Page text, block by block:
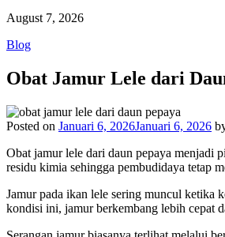
August 7, 2026
Blog
Obat Jamur Lele dari
Posted on Januari 6, 2026Januari 6, 2026
Obat jamur lele dari daun pepaya menjadi
residu kimia sehingga pembudidaya tetap
Jamur pada ikan lele sering muncul ketika
kondisi ini, jamur berkembang lebih cepat